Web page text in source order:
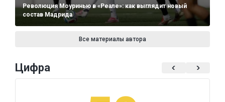
Революция Моуринью в «Реале»: как выглядит новый
состав Мадрида
Все материалы автора
Цифра